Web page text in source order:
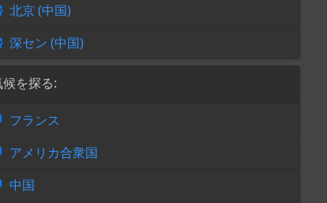
北京 (中国)
深セン (中国)
を探る:
フランス
アメリカ合衆国
中国